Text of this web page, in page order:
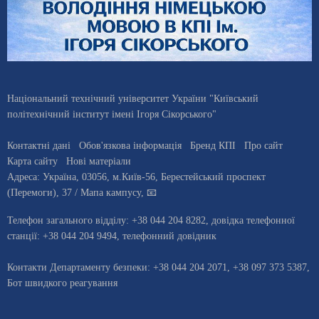
Національний технічний університет України "Київський
політехнічний інститут імені Ігоря Сікорського"
Контактні дані Обов'язкова інформація Бренд КПІ
Про сайт
Карта сайту
Нові матеріали
Адреса: Україна, 03056, м.Київ-56, Берестейський проспект
(Перемоги), 37 / Мапа кампусу, 📧
Телефон загального відділу: +38 044 204 8282, довiдка телефонної
станцiї: +38 044 204 9494, телефонний довідник
Контакти Департаменту безпеки: +38 044 204 2071, +38 097 373 5387,
Бот швидкого реагування